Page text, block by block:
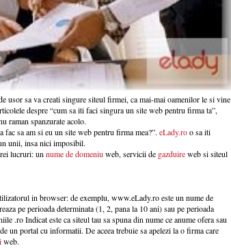
usor sa va creati singure siteul firmei, ca mai-mai oamenilor le si vine
despre “cum sa iti faci singura un site web pentru firma ta”,
raman spanzurate acolo.
sa am si eu un site web pentru firma mea?”. eLady.roo sa iti
unii, insa nici imposibil.
lucruri: un nume de domeniu web, servicii de gazduireweb si siteul
in browser: de exemplu, www.eLady.ro este un nume de
pe perioada determinata (1, 2, pana la 10 ani) sau pe perioada
.ro Indicat este ca siteul tau sa spuna din nume ce anume ofera sau
un portal cu informatii. De aceea trebuie sa apelezi la o firma care
web.